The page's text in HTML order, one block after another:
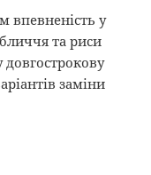
впевненість у
та риси
заміни